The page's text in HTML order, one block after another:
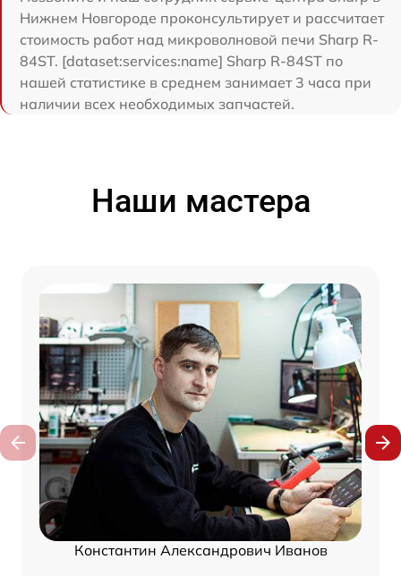
Нижнем Новгороде проконсультирует и рассчитает
стоимость работ над микроволновой печи Sharp R-
84ST. [dataset:services:name] Sharp R-84ST по
нашей статистике в среднем занимает 3 часа при
наличии всех необходимых запчастей.
Наши мастера
Константин Александрович Иванов